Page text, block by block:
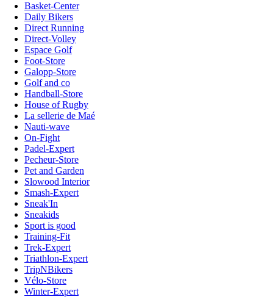
Basket-Center
Daily Bikers
Direct Running
Direct-Volley
Espace Golf
Foot-Store
Galopp-Store
Golf and co
Handball-Store
House of Rugby
La sellerie de Maé
Nauti-wave
On-Fight
Padel-Expert
Pecheur-Store
Pet and Garden
Slowood Interior
Smash-Expert
Sneak'In
Sneakids
Sport is good
Training-Fit
Trek-Expert
Triathlon-Expert
TripNBikers
Vélo-Store
Winter-Expert